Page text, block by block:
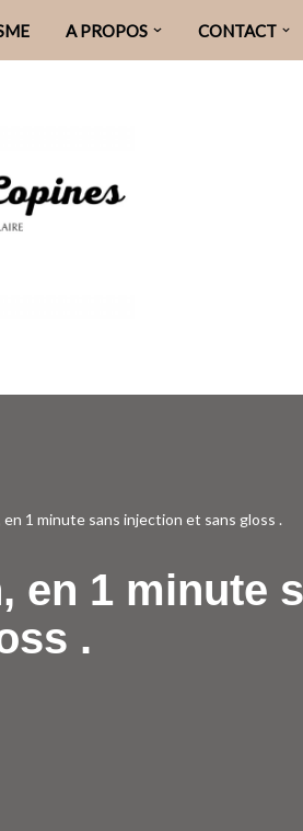
A PROPOS CONTACT
1 minute sans injection et sans gloss .
en 1 minute
.